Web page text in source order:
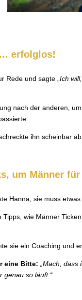
erfolglos!
Rede und sagte „Ich
nach der anderen,
ihn scheinbar
um Männer
Hanna, sie muss
Tipps, wie Männer
sie ein Coaching und
eine Bitte:„Mach, dass
genau so läuft.“